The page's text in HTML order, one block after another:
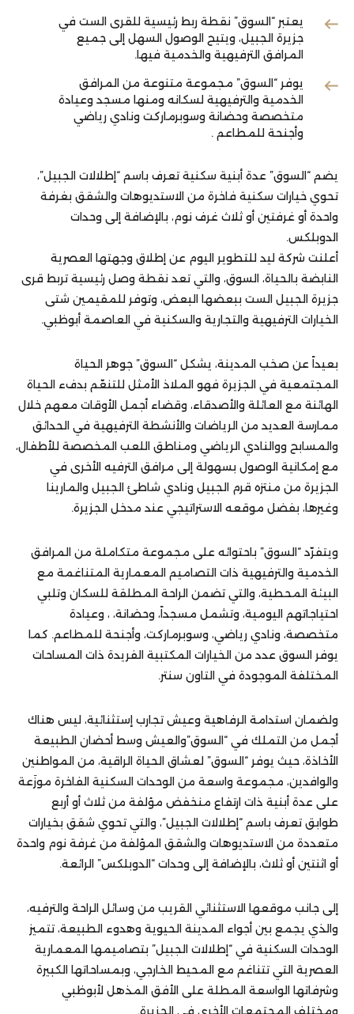
يعتبر “السوق” نقطة ربط رئيسية للقرى الست في
جزيرة الجبيل، ويتيح الوصول السهل إلى جميع
المرافق الترفيهية والخدمية فيها.
يوفر “السوق” مجموعة متنوعة من المرافق
الخدمية والترفيهية لسكانه ومنها مسجد وعيادة
متخصصة وحضانة وسوبرماركت ونادي رياضي
وأجنحة للمطاعم .
يضم “السوق” عدة أبنية سكنية تعرف باسم “إطلالات الجبيل”،
تحوي خيارات سكنية فاخرة من الاستديوهات والشقق بغرفة
واحدة أو غرفتين أو ثلاث غرف نوم، بالإضافة إلى وحدات
الدوبلكس.
أعلنت شركة ليد للتطوير اليوم عن إطلاق وجهتها العصرية
النابضة بالحياة، السوق، والتي تعد نقطة وصل رئيسية تربط قرى
جزيرة الجبيل الست ببعضها البعض، وتوفر للمقيمين شتى
الخيارات الترفيهية والتجارية والسكنية في العاصمة أبوظبي.
بعيداً عن صخب المدينة، يشكل “السوق” جوهر الحياة
المجتمعية في الجزيرة فهو الملاذ الأمثل للتنعّم بدفء الحياة
الهائنة مع العائلة والأصدقاء، وقضاء أجمل الأوقات معهم خلال
ممارسة العديد من الرياضات والأنشطة الترفيهية في الحدائق
والمسابح ووالنادي الرياضي ومناطق اللعب المخصصة للأطفال،
مع إمكانية الوصول بسهولة إلى مرافق الترفيه الأخرى في
الجزيرة من منتزه قرم الجبيل ونادي شاطئ الجبيل والمارينا
وغيرها، بفضل موقعه الاستراتيجي عند مدخل الجزيرة.
ويتفرّد “السوق” باحتوائه على مجموعة متكاملة من المرافق
الخدمية والترفيهية ذات التصاميم المعمارية المتناغمة مع
البيئة المحطية، والتي تضمن الراحة المطلقة للسكان وتلبي
احتياجاتهم اليومية، وتشمل مسجداً، وحضانة، ، وعيادة
متخصصة، ونادي رياضي، وسوبرماركت، وأجنحة للمطاعم. كما
يوفر السوق عدد من الخيارات المكتبية الفريدة ذات المساحات
المختلفة الموجودة في التاون سنتر.
ولضمان استدامة الرفاهية وعيش تجارب إستثنائية، ليس هناك
أجمل من التملك في “السوق”والعيش وسط أحضان الطبيعة
الأخاذة، حيث يوفر “السوق” لعشاق الحياة الراقية، من المواطنين
والوافدين، مجموعة واسعة من الوحدات السكنية الفاخرة موزَعة
على عدة أبنية ذات ارتفاع منخفض مؤلفة من ثلاث أو أربع
طوابق تعرف باسم “إطلالات الجبيل”، والتي تحوي شقق بخيارات
متعددة من الاستديوهات والشقق المؤلفة من غرفة نوم واحدة
أو اثنتين أو ثلاث، بالإضافة إلى وحدات “الدوبلكس” الرائعة.
إلى جانب موقعها الاستثنائي القريب من وسائل الراحة والترفيه،
والذي يجمع بين أجواء المدينة الحيوية وهدوء الطبيعة، تتميز
الوحدات السكنية في “إطلالات الجبيل” بتصاميمها المعمارية
العصرية التي تتناغم مع المحيط الخارجي، وبمساحاتها الكبيرة
وشرفاتها الواسعة المطلة على الأفق المذهل لأبوظبي
ومختلف المجتمعات الأخرى في الجزيرة.